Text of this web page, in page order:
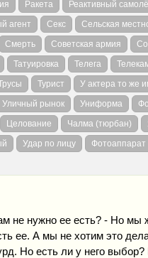
Ракета Реактивный
агент Секс Сельская
Смерть Советская армия
Татуировка Телега
Турист У актера то же
Уличный рынок Униформа
Целование Чалма (тюрбан)
Удар по лицу Фотоаппарат
не нужно ее есть? - Но мы
ее. А мы не хотим это
Но есть ли у него